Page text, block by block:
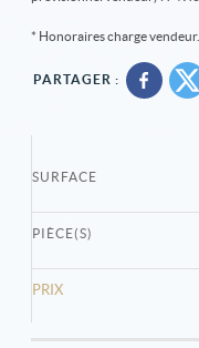
* Honoraires charge vendeur.
PARTAGER :
SURFACE
PIÈCE(S)
PRIX